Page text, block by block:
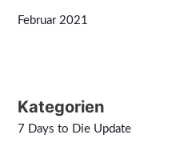
Februar 2021
Kategorien
7 Days to Die Update